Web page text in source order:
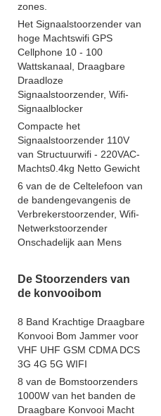
zones.
Het Signaalstoorzender van
hoge Machtswifi GPS
Cellphone 10 - 100
Wattskanaal, Draagbare
Draadloze
Signaalstoorzender, Wifi-
Signaalblocker
Compacte het
Signaalstoorzender 110V
van Structuurwifi - 220VAC-
Machts0.4kg Netto Gewicht
6 van de de Celtelefoon van
de bandengevangenis de
Verbrekerstoorzender, Wifi-
Netwerkstoorzender
Onschadelijk aan Mens
De Stoorzenders van
de konvooibom
8 Band Krachtige Draagbare
Konvooi Bom Jammer voor
VHF UHF GSM CDMA DCS
3G 4G 5G WIFI
8 van de Bomstoorzenders
1000W van het banden de
Draagbare Konvooi Macht